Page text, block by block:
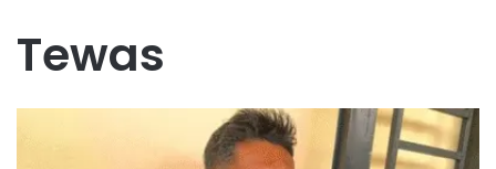
Tewas